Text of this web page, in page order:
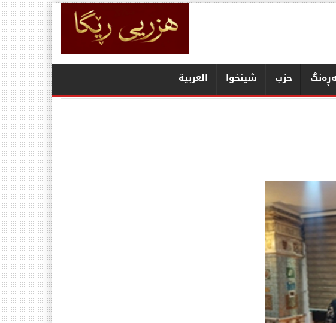
حزب شينخوا العربیة